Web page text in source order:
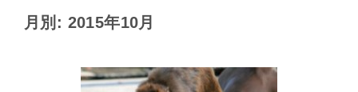
月別: 2015年10月